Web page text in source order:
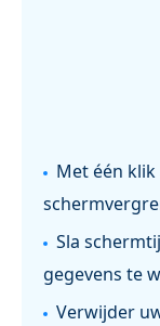
Met één
Sla
gegevens te
Verwijder